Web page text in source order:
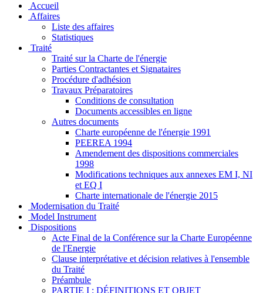
Accueil
Affaires
Liste des affaires
Statistiques
Traité
Traité sur la Charte de l'énergie
Parties Contractantes et Signataires
Procédure d'adhésion
Travaux Préparatoires
Conditions de consultation
Documents accessibles en ligne
Autres documents
Charte européenne de l'énergie 1991
PEEREA 1994
Amendement des dispositions commerciales
1998
Modifications techniques aux annexes EM I, NI
et EQ I
Charte internationale de l'énergie 2015
Modernisation du Traité
Model Instrument
Dispositions
Acte Final de la Conférence sur la Charte Européenne
de l'Energie
Clause interprétative et décision relatives à l'ensemble
du Traité
Préambule
PARTIE I : DÉFINITIONS ET OBJET